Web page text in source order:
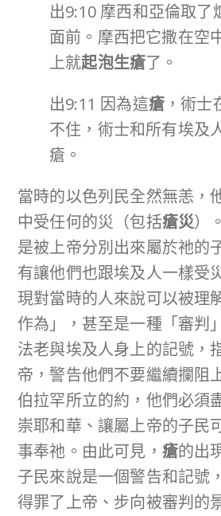
出9:10 摩西和亞倫取了
面前。摩西把它撒在空
上就起泡生瘡了。
出9:11 因為這瘡 ，術
不住，術士和所有埃及
瘡。
當時的以色列民全然無恙，
中受任何的災（包括瘡災）
是被上帝分別出來屬於祂的
有讓他們也跟埃及人一樣受
現對當時的人來說可以被理
作為」，甚至是一種「審判
法老與埃及人身上的記號，
帝，警告他們不要繼續攔阻
伯拉罕所立的約，他們必須
崇耶和華、讓屬上帝的子民
事奉祂。由此可見， 瘡的出
子民來說是一個警告和記號
得罪了上帝、步向被審判的